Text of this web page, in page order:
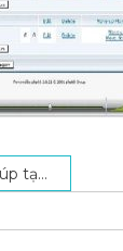
(Tạo Forum)